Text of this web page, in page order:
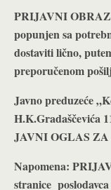
PRIJAVNI
popunjen sa
dostaviti lično,
preporučenom
Javno preduzeće
H.K.Gradaščevića
JAVNI OGLAS
Napomena:
stranice poslodavca